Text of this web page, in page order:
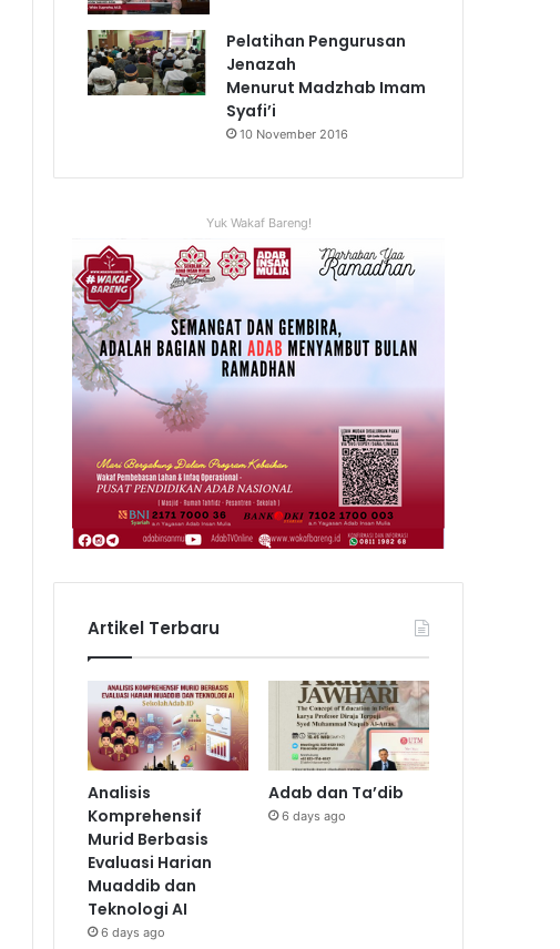
Pelatihan Pengurusan
Jenazah
Menurut Madzhab Imam
Syafi’i
10 November 2016
Yuk Wakaf Bareng!
Artikel Terbaru
Analisis
Komprehensif
Murid Berbasis
Evaluasi Harian
Muaddib dan
Teknologi AI
6 days ago
Adab dan Ta’dib
6 days ago